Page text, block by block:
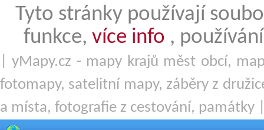
Tyto stránky používají
funkce, více info ,
| yMapy.cz - mapy krajů měst obcí,
fotomapy, satelitní mapy, záběry z
a místa, fotografie z cestování, památky